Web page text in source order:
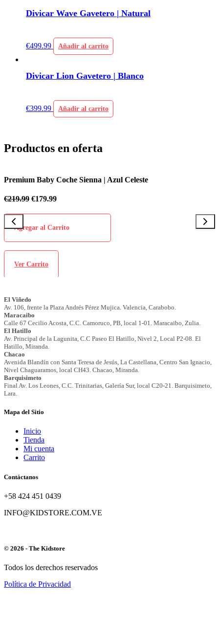
Divicar Wave Gavetero | Natural
€499.99 Añadir al carrito
Divicar Lion Gavetero | Blanco
€399.99 Añadir al carrito
Productos en oferta
Premium Baby Coche Sienna | Azul Celeste
€219.99 €179.99
Agregar al Carrito
Ver Carrito
Mapa del Sitio
Inicio
Tienda
Mi cuenta
Carrito
Contáctanos
+58 424 451 0439
INFO@KIDSTORE.COM.VE
© 2026 - The Kidstore
Todos los derechos reservados
Política de Privacidad